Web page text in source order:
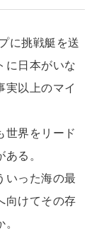
に挑戦艇を送
に日本がいな
実以上のマイ
世界をリード
る。
いった海の最
向けてその存